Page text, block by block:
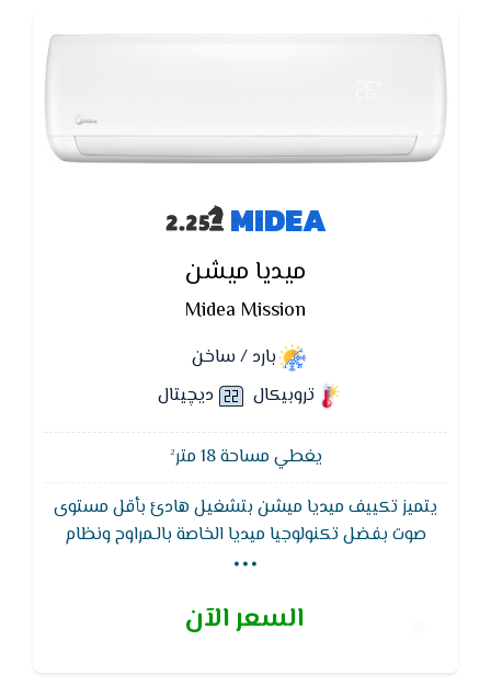
MIDEA
ميديا ميشن
Midea Mission
بارد / ساخن
تروبيكال
ديچيتال
يغطي مساحة 18 متر²
يتميز تكييف ميديا ميشن بتشغيل هادئ بأقل مستوى
صوت بفضل تكنولوجيا ميديا الخاصة بالـمراوح ونظام
تدفق الهواء مع استخدام ضاغط هادئ التشغيل ,يتميز
...
السعر الآن